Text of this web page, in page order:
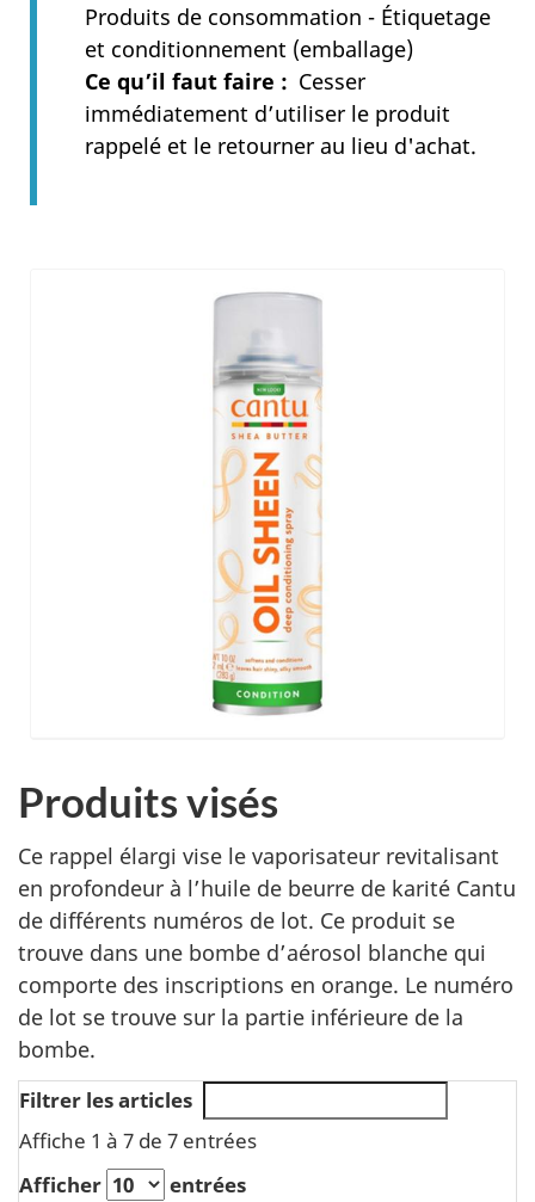
Produits de consommation - Étiquetage
et conditionnement (emballage)
Ce qu’il faut faire
Cesser
immédiatement d’utiliser le produit
rappelé et le retourner au lieu d'achat.
Produits visés
Ce rappel élargi vise le vaporisateur revitalisant
en profondeur à l’huile de beurre de karité Cantu
de différents numéros de lot. Ce produit se
trouve dans une bombe d’aérosol blanche qui
comporte des inscriptions en orange. Le numéro
de lot se trouve sur la partie inférieure de la
bombe.
Filtrer les articles
Affiche 1 à 7 de 7 entrées
Afficher
entrées